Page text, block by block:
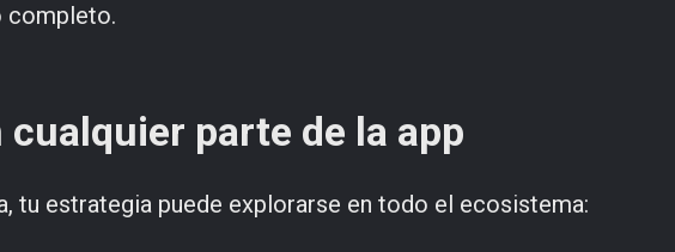
completo.
cualquier parte de la app
tu estrategia puede explorarse en todo el ecosistema: